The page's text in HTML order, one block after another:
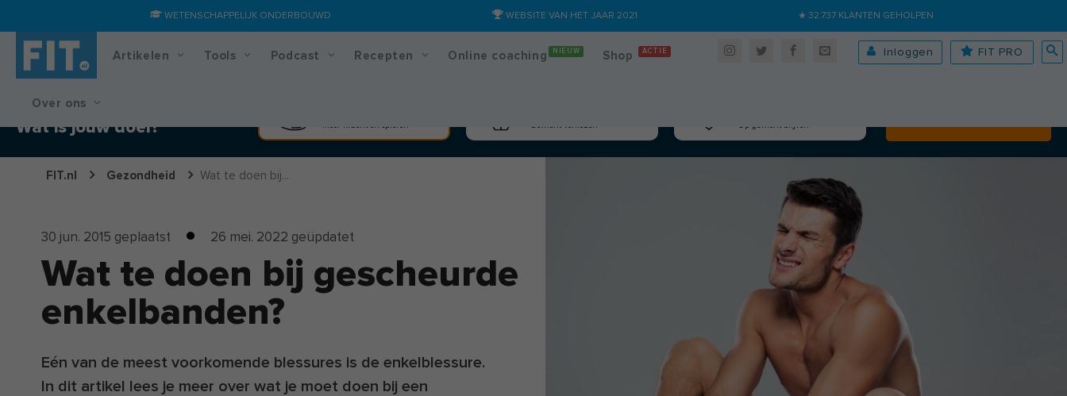
WETENSCHAPPELIJK ONDERBOUWD WEBSITE VAN HET JAAR 2021 ★ 32.737 KLANTEN GEHOLPEN
Artikelen Tools Podcast Recepten Online coaching NIEUW Shop ACTIE
Over ons
Inloggen FIT PRO
Training & voedingsplan
Wat is jouw doel?
FIT.nl Gezondheid Wat te doen bij...
30 jun. 2015 geplaatst 26 mei. 2022 geüpdatet
Wat te doen bij gescheurde
enkelbanden?
Eén van de meest voorkomende blessures is de enkelblessure.
In dit artikel lees je meer over wat je moet doen bij een